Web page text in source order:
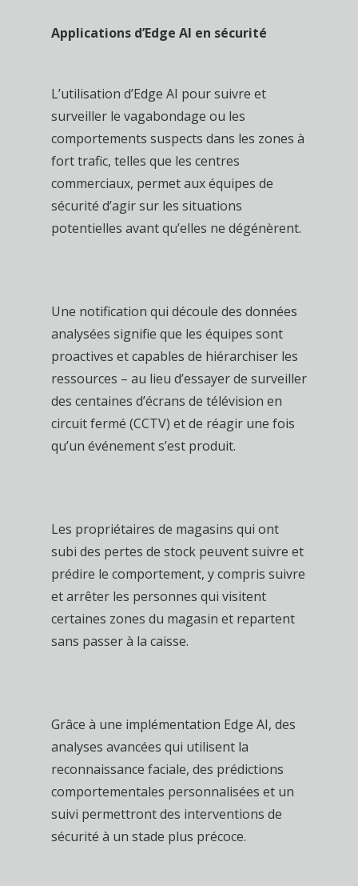
Applications d’Edge AI en sécurité
L’utilisation d’Edge AI pour suivre et
surveiller le vagabondage ou les
comportements suspects dans les zones à
fort trafic, telles que les centres
commerciaux, permet aux équipes de
sécurité d’agir sur les situations
potentielles avant qu’elles ne dégénèrent.
Une notification qui découle des données
analysées signifie que les équipes sont
proactives et capables de hiérarchiser les
ressources – au lieu d’essayer de surveiller
des centaines d’écrans de télévision en
circuit fermé (CCTV) et de réagir une fois
qu’un événement s’est produit.
Les propriétaires de magasins qui ont
subi des pertes de stock peuvent suivre et
prédire le comportement, y compris suivre
et arrêter les personnes qui visitent
certaines zones du magasin et repartent
sans passer à la caisse.
Grâce à une implémentation Edge AI, des
analyses avancées qui utilisent la
reconnaissance faciale, des prédictions
comportementales personnalisées et un
suivi permettront des interventions de
sécurité à un stade plus précoce.